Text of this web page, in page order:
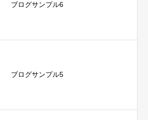
ブログサンプル6
ブログサンプル5